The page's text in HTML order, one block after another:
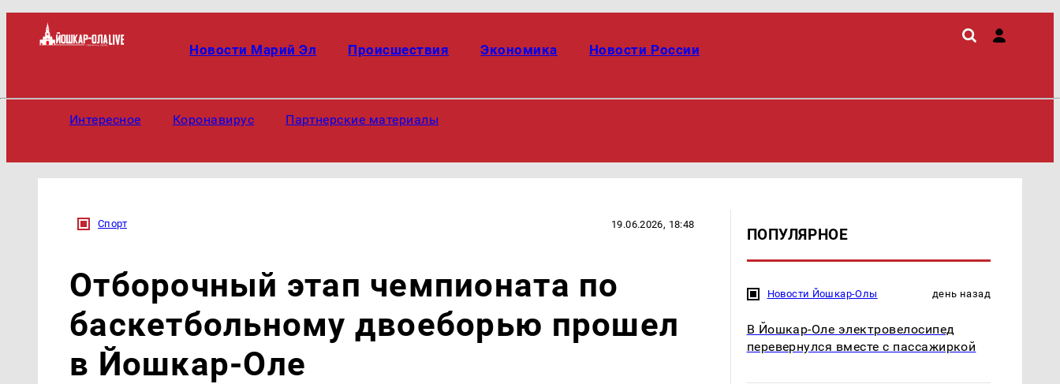
Новости Марий Эл Происшествия Экономика Новости России
Интересное Коронавирус Партнерские материалы
Спорт 19.06.2026, 18:48
Отборочный этап чемпионата по
баскетбольному двоеборью прошел
в Йошкар-Оле
ПОПУЛЯРНОЕ
Новости Йошкар-Олы день назад
В Йошкар-Оле электровелосипед
перевернулся вместе с пассажиркой